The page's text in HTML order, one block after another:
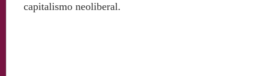
capitalismo neoliberal.